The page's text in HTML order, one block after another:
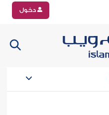
دخول